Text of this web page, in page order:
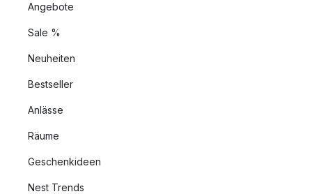
Angebote
Sale %
Neuheiten
Bestseller
Anlässe
Räume
Geschenkideen
Nest Trends